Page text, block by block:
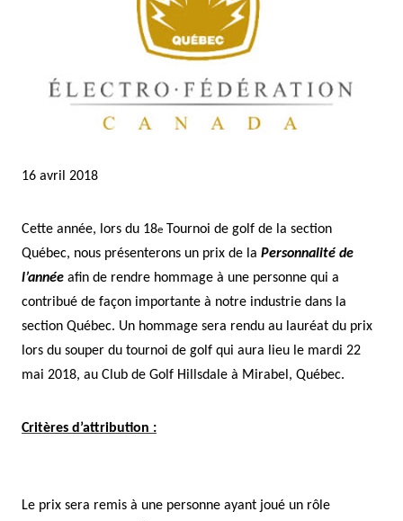
16 avril 2018
Cette année, lors du 18e Tournoi de golf de la section
Québec, nous présenterons un prix de la Personnalité de
l’année afin de rendre hommage à une personne qui a
contribué de façon importante à notre industrie dans la
section Québec. Un hommage sera rendu au lauréat du prix
lors du souper du tournoi de golf qui aura lieu le mardi 22
mai 2018, au Club de Golf Hillsdale à Mirabel, Québec.
Critères d’attribution :
Le prix sera remis à une personne ayant joué un rôle